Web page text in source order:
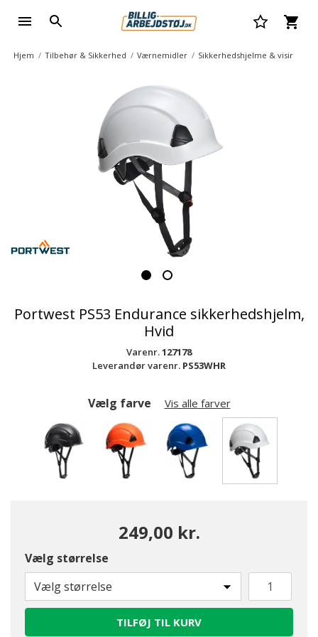
Hjem Tilbehør & Sikkerhed Værnemidler Sikkerhedshjelme & visir
Portwest PS53 Endurance sikkerhedshjelm,
Hvid
Varenr.127178
Leverandør varenr. PS53WHR
Vælg farve Vis alle farver
249,00 kr.
Vælg størrelse
Vælg størrelse
TILFØJ TIL KURV